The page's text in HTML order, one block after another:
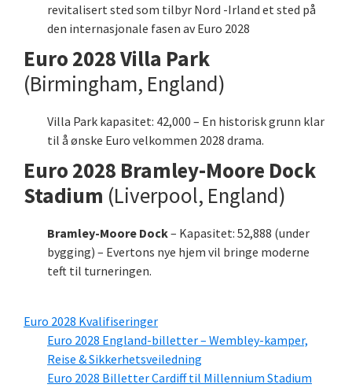
revitalisert sted som tilbyr Nord -Irland et sted på
den internasjonale fasen av Euro 2028
Euro 2028 Villa Park
(Birmingham, England)
Villa Park kapasitet: 42,000 – En historisk grunn klar
til å ønske Euro velkommen 2028 drama.
Euro 2028 Bramley-Moore Dock
Stadium (Liverpool, England)
Bramley-Moore Dock– Kapasitet: 52,888 (under
bygging) – Evertons nye hjem vil bringe moderne
teft til turneringen.
Euro 2028 Kvalifiseringer
Euro 2028 England-billetter – Wembley-kamper,
Reise & Sikkerhetsveiledning
Euro 2028 Billetter Cardiff til Millennium Stadium